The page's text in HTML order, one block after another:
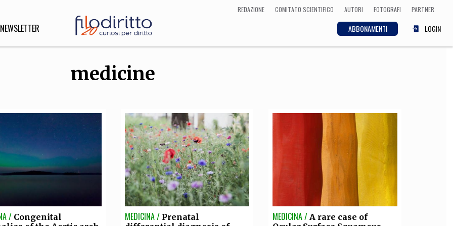
REDAZIONE COMITATO SCIENTIFICO AUTORI FOTOGRAFI PARTNER
ABBONAMENTI LOGIN
NEWSLETTER
Medicina
INNOVAZIONE
Scienze informatiche,
Architettura, Ingegneria
CULTURA
Arte, Cinema, Musica,
Letteratura
medicine
/ Congenital
MEDICINA / Prenatal
MEDICINA / A rare case of